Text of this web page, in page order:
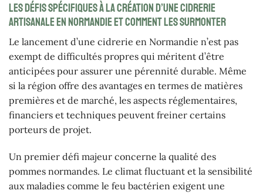
Les défis spécifiques à la création d’une cidrerie
artisanale en Normandie et comment les surmonter
Le lancement d’une cidrerie en Normandie n’est pas
exempt de difficultés propres qui méritent d’être
anticipées pour assurer une pérennité durable. Même
si la région offre des avantages en termes de matières
premières et de marché, les aspects réglementaires,
financiers et techniques peuvent freiner certains
porteurs de projet.
Un premier défi majeur concerne la qualité des
pommes normandes. Le climat fluctuant et la sensibilité
aux maladies comme le feu bactérien exigent une